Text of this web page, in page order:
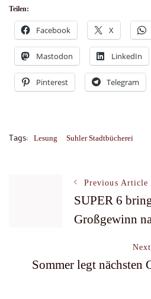
Teilen:
Facebook X
Mastodon LinkedIn
Pinterest Telegram
Tags: Lesung Suhler Stadtbücherei
Navigation
Previous Article
SUPER 6
Großgewinn
Sommer legt nächsten